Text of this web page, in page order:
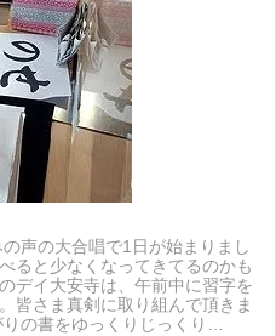
声の大合唱で1日が始まりまし
ると少なくなってきてるのかも
デイ大安寺は、午前中に習字を
皆さま真剣に取り組んで頂きま
りの書をゆっくりじっくり…